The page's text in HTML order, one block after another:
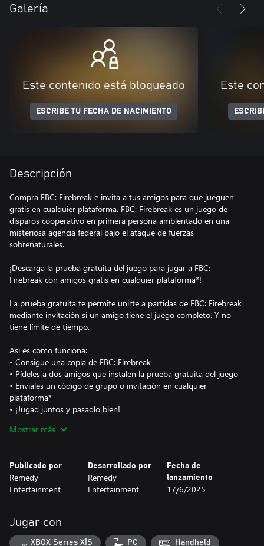
Galería
Este contenido está bloqueado
ESCRIBE TU FECHA DE NACIMIENTO
Este
Descripción
Compra FBC: Firebreak e invita a tus amigos para que jueguen
gratis en cualquier plataforma. FBC: Firebreak es un juego de
disparos cooperativo en primera persona ambientado en una
misteriosa agencia federal bajo el ataque de fuerzas
sobrenaturales.
¡Descarga la prueba gratuita del juego para jugar a FBC:
Firebreak con amigos gratis en cualquier plataforma*!
La prueba gratuita te permite unirte a partidas de FBC: Firebreak
mediante invitación si un amigo tiene el juego completo. Y no
tiene límite de tiempo.
Así es como funciona:
• Consigue una copia de FBC: Firebreak
• Pídeles a dos amigos que instalen la prueba gratuita del juego
• Envíales un código de grupo o invitación en cualquier
plataforma*
• ¡Jugad juntos y pasadlo bien!
En este FPS para tres jugadores, la supervivencia depende de
* La prueba gratuita requiere al menos una suscripción a Game
Pass Essential en Xbox.
Mostrar más
Publicado por
Remedy
Entertainment
Desarrollado por
Remedy
Entertainment
Fecha de
lanzamiento
17/6/2025
Jugar con
XBOX Series X|S PC Handheld